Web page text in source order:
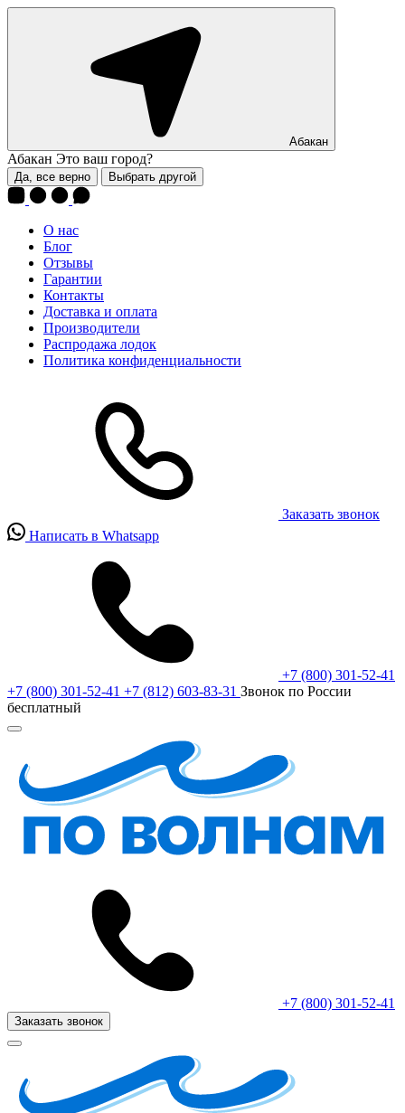
Абакан
Абакан Это ваш город?
Да, все верно Выбрать другой
О нас
Блог
Отзывы
Гарантии
Контакты
Доставка и оплата
Производители
Распродажа лодок
Политика конфиденциальности
Заказать звонок
Написать в Whatsapp
+7 (800) 301-52-41
+7 (800) 301-52-41 +7 (812) 603-83-31 Звонок по России
бесплатный
+7 (800) 301-52-41
Заказать звонок